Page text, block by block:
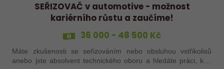
SEŘIZOVAČ v automotive - možnost
kariérního růstu a zaučíme!
36 000 - 48 500 Kč
Máte zkušenosti se seřizováním nebo obsluhou vstřikolisů
anebo jste absolvent technického oboru a hledáte práci, kde